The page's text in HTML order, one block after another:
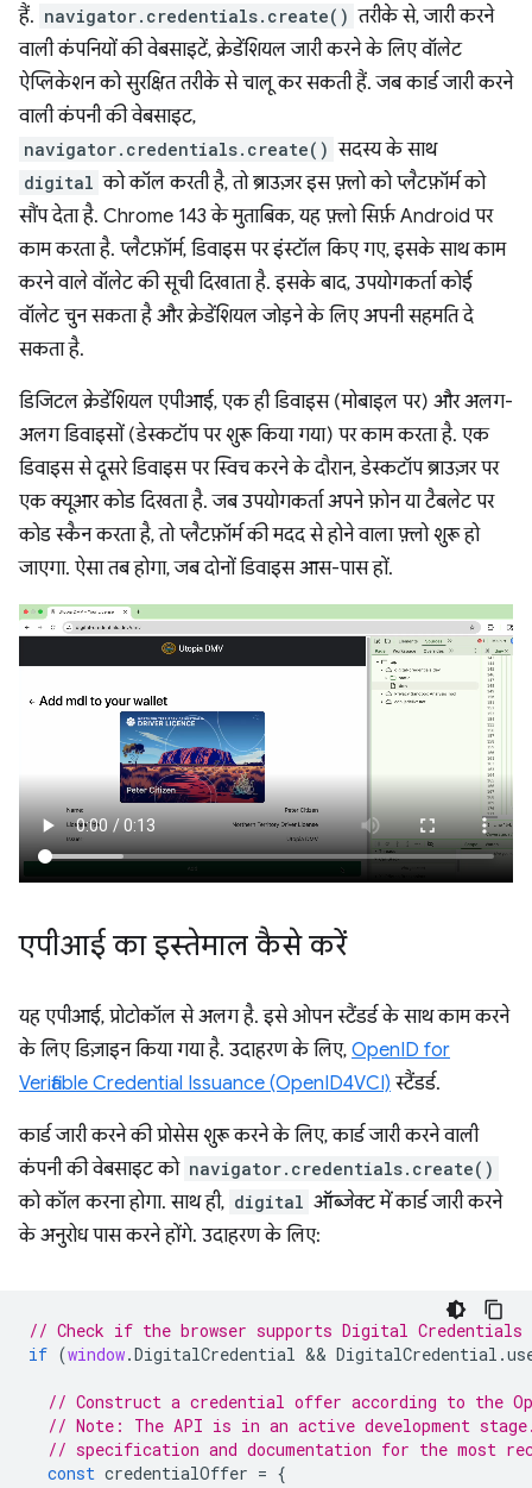
हैं. navigator.credentials.create() तरीके से, जारी करने
वाली कंपनियों की वेबसाइटें, क्रेडेंशियल जारी करने के लिए वॉलेट
ऐप्लिकेशन को सुरक्षित तरीके से चालू कर सकती हैं. जब कार्ड जारी करने
वाली कंपनी की वेबसाइट,
navigator.credentials.create() सदस्य के साथ
digital को कॉल करती है, तो ब्राउज़र इस फ़्लो को प्लैटफ़ॉर्म को
सौंप देता है. Chrome 143 के मुताबिक, यह फ़्लो सिर्फ़ Android पर
काम करता है. प्लैटफ़ॉर्म, डिवाइस पर इंस्टॉल किए गए, इसके साथ काम
करने वाले वॉलेट की सूची दिखाता है. इसके बाद, उपयोगकर्ता कोई
वॉलेट चुन सकता है और क्रेडेंशियल जोड़ने के लिए अपनी सहमति दे
सकता है.
डिजिटल क्रेडेंशियल एपीआई, एक ही डिवाइस (मोबाइल पर) और अलग-
अलग डिवाइसों (डेस्कटॉप पर शुरू किया गया) पर काम करता है. एक
डिवाइस से दूसरे डिवाइस पर स्विच करने के दौरान, डेस्कटॉप ब्राउज़र पर
एक क्यूआर कोड दिखता है. जब उपयोगकर्ता अपने फ़ोन या टैबलेट पर
कोड स्कैन करता है, तो प्लैटफ़ॉर्म की मदद से होने वाला फ़्लो शुरू हो
जाएगा. ऐसा तब होगा, जब दोनों डिवाइस आस-पास हों.
एपीआई का इस्तेमाल कैसे करें
यह एपीआई, प्रोटोकॉल से अलग है. इसे ओपन स्टैंडर्ड के साथ काम करने
के लिए डिज़ाइन किया गया है. उदाहरण के लिए, OpenID for
Verifiable Credential Issuance (OpenID4VCI) स्टैंडर्ड.
कार्ड जारी करने की प्रोसेस शुरू करने के लिए, कार्ड जारी करने वाली
कंपनी की वेबसाइट को navigator.credentials.create()
को कॉल करना होगा. साथ ही, digital ऑब्जेक्ट में कार्ड जारी करने
के अनुरोध पास करने होंगे. उदाहरण के लिए:
// Check if the browser supports Digital Credentials
if (window.DigitalCredential && DigitalCredential .
// Construct a credential offer according to the
// Note: The API is in an active development
// specification and documentation for the most
const credentialOffer = {